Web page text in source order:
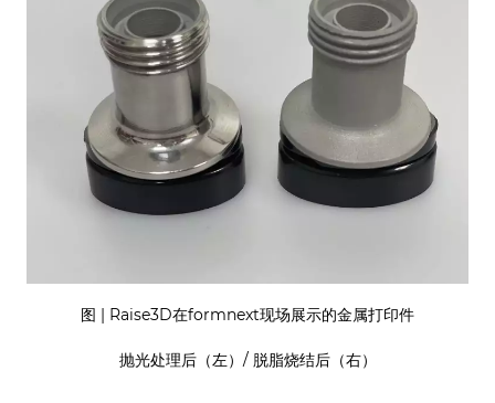
图 | Raise3D在formnext现场展示的金属打印件
抛光处理后（左）/ 脱脂烧结后（右）